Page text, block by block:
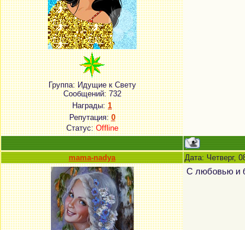
Группа: Идущие к Свету
Сообщений:732
Награды:1
Репутация:0
Статус:Offline
mama-nadya Дата: Четверг,
С любовью и